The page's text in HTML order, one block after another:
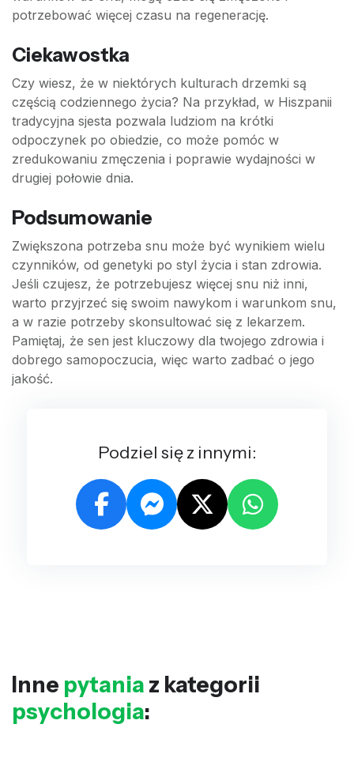
potrzebować więcej czasu na regenerację.
Ciekawostka
Czy wiesz, że w niektórych kulturach drzemki są
częścią codziennego życia? Na przykład, w Hiszpanii
tradycyjna sjesta pozwala ludziom na krótki
odpoczynek po obiedzie, co może pomóc w
zredukowaniu zmęczenia i poprawie wydajności w
drugiej połowie dnia.
Podsumowanie
Zwiększona potrzeba snu może być wynikiem wielu
czynników, od genetyki po styl życia i stan zdrowia.
Jeśli czujesz, że potrzebujesz więcej snu niż inni,
warto przyjrzeć się swoim nawykom i warunkom snu,
a w razie potrzeby skonsultować się z lekarzem.
Pamiętaj, że sen jest kluczowy dla twojego zdrowia i
dobrego samopoczucia, więc warto zadbać o jego
jakość.
Podziel się z innymi:
Inne pytania z kategorii
psychologia: